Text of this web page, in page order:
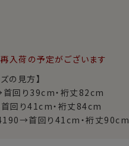
入荷の予定がございます
の見方】
回り39cm・裄丈82cm
回り41cm・裄丈84cm
首回り41cm・裄丈90cm